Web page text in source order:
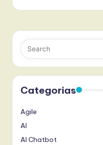
Categorias
Agile
AI
AI Chatbot